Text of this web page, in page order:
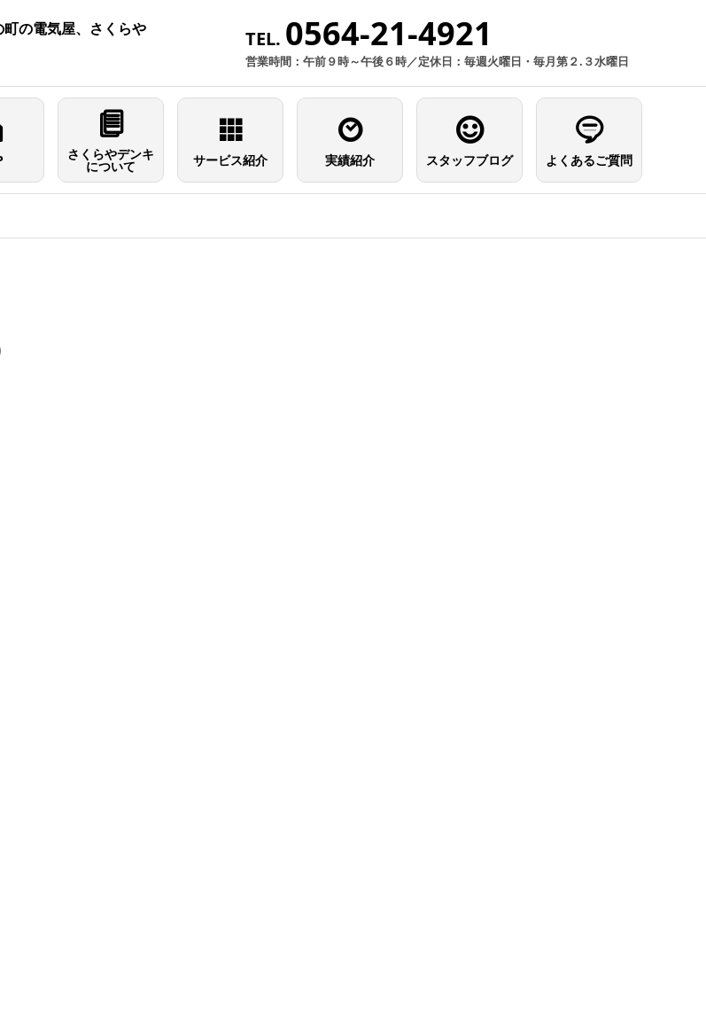
の電気屋、さくらや
TEL. 0564-21-4921
営業時間：午前９時～午後６時／定休日：毎週火曜日・毎月第２.３水曜日
さくらやデンキ
について サービス紹介 実績紹介 スタッフブログ よくあるご質問